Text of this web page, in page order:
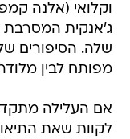
וקלואי (אלנה
ג'אנקית
שלה. הסיפורים
מפותח לבין
אם העלילה
לקוות שאת